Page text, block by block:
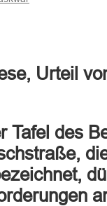
Urteil
Tafel des